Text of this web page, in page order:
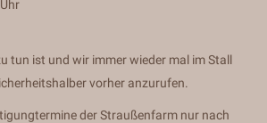
tun ist und wir immer wieder mal im Stall
vorher anzurufen.
der Straußenfarm nur nach